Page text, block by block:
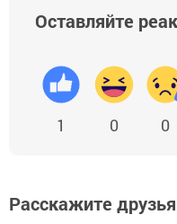
Оставляйте
1 0 0
Расскажите